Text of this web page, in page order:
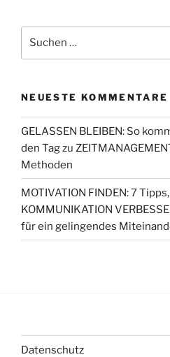
nach:
NEUESTE KOMMENTARE
GELASSEN BLEIBEN: So
den Tagzu
Methoden
MOTIVATION FINDEN: 7
KOMMUNIKATION
für ein gelingendes
Datenschutz